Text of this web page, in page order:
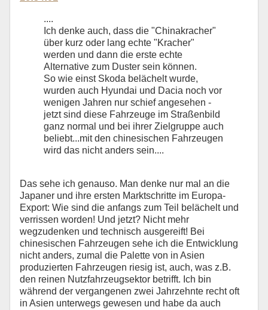
....
Ich denke auch, dass die "Chinakracher"
über kurz oder lang echte "Kracher"
werden und dann die erste echte
Alternative zum Duster sein können.
So wie einst Skoda belächelt wurde,
wurden auch Hyundai und Dacia noch vor
wenigen Jahren nur schief angesehen -
jetzt sind diese Fahrzeuge im Straßenbild
ganz normal und bei ihrer Zielgruppe auch
beliebt...mit den chinesischen Fahrzeugen
wird das nicht anders sein....
Das sehe ich genauso. Man denke nur mal an die
Japaner und ihre ersten Marktschritte im Europa-
Export: Wie sind die anfangs zum Teil belächelt und
verrissen worden! Und jetzt? Nicht mehr
wegzudenken und technisch ausgereift! Bei
chinesischen Fahrzeugen sehe ich die Entwicklung
nicht anders, zumal die Palette von in Asien
produzierten Fahrzeugen riesig ist, auch, was z.B.
den reinen Nutzfahrzeugsektor betrifft. Ich bin
während der vergangenen zwei Jahrzehnte recht oft
in Asien unterwegs gewesen und habe da auch